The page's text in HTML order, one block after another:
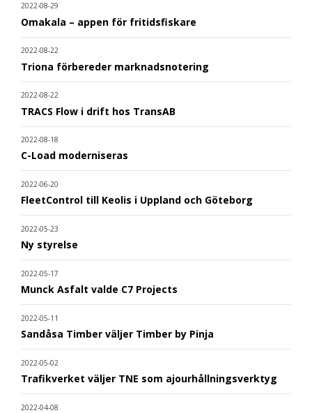
2022-08-29
Omakala – appen för fritidsfiskare
2022-08-22
Triona förbereder marknadsnotering
2022-08-22
TRACS Flow i drift hos TransAB
2022-08-18
C-Load moderniseras
2022-06-20
FleetControl till Keolis i Uppland och Göteborg
2022-05-23
Ny styrelse
2022-05-17
Munck Asfalt valde C7 Projects
2022-05-11
Sandåsa Timber väljer Timber by Pinja
2022-05-02
Trafikverket väljer TNE som ajourhållningsverktyg
2022-04-08